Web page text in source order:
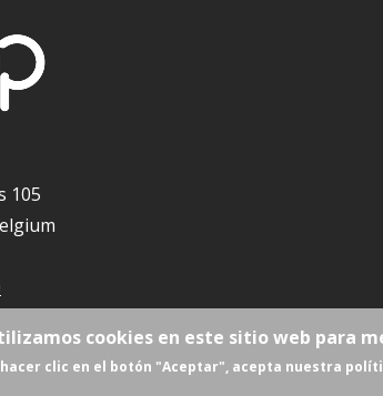
105
cookies en este sitio web para
clic en el botón "Aceptar", acepta nuestra